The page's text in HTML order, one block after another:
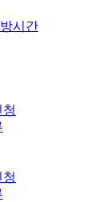
시간
청
청